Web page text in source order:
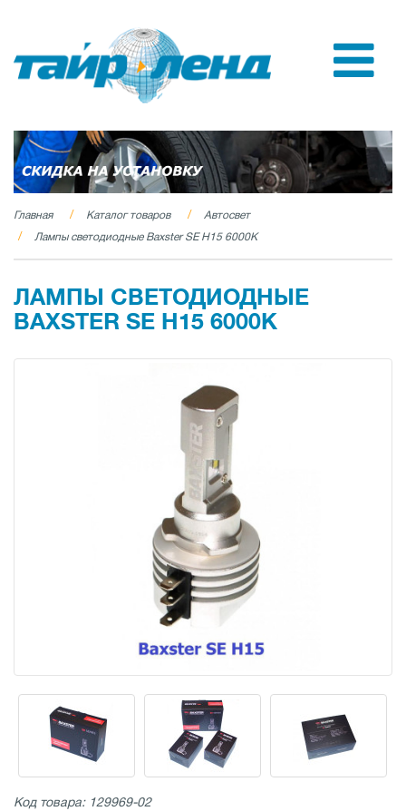
Главная Каталог товаров
Автосвет
Лампы светодиодные Baxster SE H15 6000K
ЛАМПЫ СВЕТОДИОДНЫЕ
BAXSTER SE H15 6000K
Код товара: 129969-02